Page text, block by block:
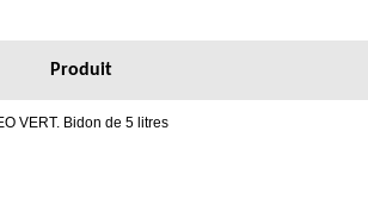
Produit
VERT. Bidon de 5 litres